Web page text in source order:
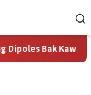
Kawasan Braga,